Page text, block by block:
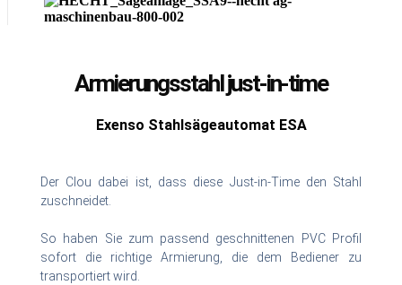
Armierungsstahl just-in-time
Exenso Stahlsägeautomat ESA
Der Clou dabei ist, dass diese Just-in-Time den Stahl
zuschneidet.
So haben Sie zum passend geschnittenen PVC Profil
sofort die richtige Armierung, die dem Bediener zu
transportiert wird.